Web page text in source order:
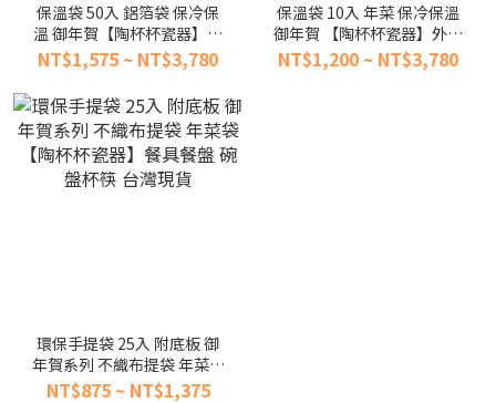
保溫袋 50入 鋁箔袋 保冷保
溫 御年賀【陶杯杯瓷器】外
賣袋年菜袋包裝餐具餐盤 碗
盤杯筷 台灣現貨
NT$1,575 ~ NT$3,780
保溫袋 10入 年菜 保冷保溫
御年賀 【陶杯杯瓷器】外賣
袋 年菜袋 餐具餐盤 碗盤杯筷
NT$1,200 ~ NT$3,780
環保手提袋 25入 附底板 御
年賀系列 不織布提袋 年菜袋
【陶杯杯瓷器】餐具餐盤 碗
NT$875 ~ NT$1,375